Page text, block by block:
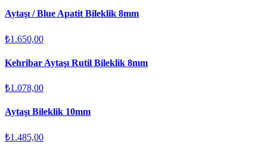
Aytaşı / Blue Apatit Bileklik 8mm
₺1.650,00
Kehribar Aytaşı Rutil Bileklik 8mm
₺1.078,00
Aytaşı Bileklik 10mm
₺1.485,00